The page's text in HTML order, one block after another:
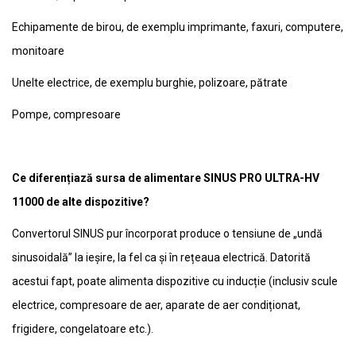
Echipamente de birou, de exemplu imprimante, faxuri, computere,
monitoare
Unelte electrice, de exemplu burghie, polizoare, pătrate
Pompe, compresoare
Ce diferențiază sursa de alimentare SINUS PRO ULTRA-HV
11000 de alte dispozitive?
Convertorul SINUS pur încorporat produce o tensiune de „undă
sinusoidală” la ieșire, la fel ca și în rețeaua electrică. Datorită
acestui fapt, poate alimenta dispozitive cu inducție (inclusiv scule
electrice, compresoare de aer, aparate de aer condiționat,
frigidere, congelatoare etc.).